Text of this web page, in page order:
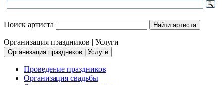
Поиск артиста
Организация праздников | Услуги
Организация праздников | Услуги
Проведение праздников
Организация свадьбы